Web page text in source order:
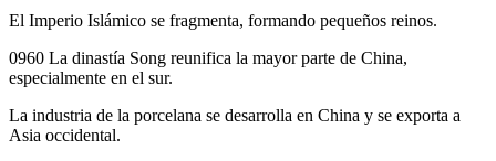
El Imperio Islámico se fragmenta, formando pequeños reinos.
0960 La dinastía Song reunifica la mayor parte de China,
especialmente en el sur.
La industria de la porcelana se desarrolla en China y se exporta a
Asia occidental.